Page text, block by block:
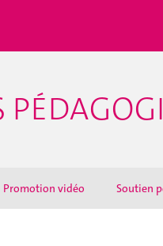
Promotion vidéo Soutien